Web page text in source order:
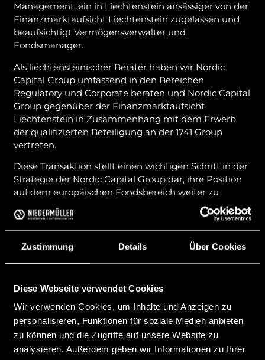
Zustimmung Details Über Cookies
Diese Webseite verwendet Cookies
Wir verwenden Cookies, um Inhalte und Anzeigen zu
personalisieren, Funktionen für soziale Medien anbieten
zu können und die Zugriffe auf unsere Website zu
analysieren. Außerdem geben wir Informationen zu Ihrer
Management, ein in Liechtenstein ansässiger von der
Finanzmarktaufsicht Liechtenstein zugelassen und
beaufsichtigt Vermögensverwalter und
Fondsmanager.
Als liechtensteinischer Berater haben wir Nordic
Capital Group umfassend in den Bereichen
Regulatory und Corporate beraten und Nordic Capital
Group gegenüber der Finanzmarktaufsicht
Liechtenstein in Zusammenhang mit dem Erwerb
der qualifizierten Beteiligung an der 1741 Group
vertreten.
Diese Transaktion stellt einen wichtigen Schritt in der
Strategie der Nordic Capital Group dar, ihre Position
auf dem europäischen Fondsbereich weiter zu
stärken und unterstreicht die Rolle der 1741 Group als
bedeutender Dienstleister in der Schweiz und
Liechtenstein. Seit ihrer Gründung im Jahr 2016 hat
sich die 1741 Group kontinuierlich weiterentwickelt
Dienstleister in der Schweiz und in Liechtenstein bei
Kapitalanlagen.
Das Team von Niedermüller Attorneys wurde von
Managing Partner Matthias Niedermüller
gemeinsam mit Partnerin Guiseppina Epicoco